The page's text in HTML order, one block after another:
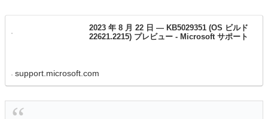
2023 年 8 月 22 日 — KB5029351 (OS ビルド
22621.2215) プレビュー - Microsoft サポート
support.microsoft.com